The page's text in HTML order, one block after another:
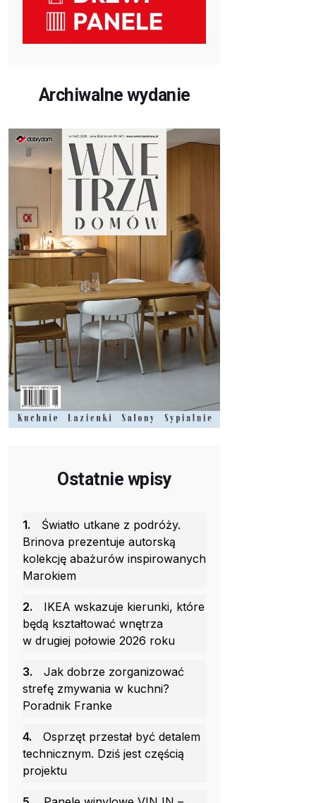
Archiwalne wydanie
Ostatnie wpisy
1.
Światło utkane z podróży.
Brinova prezentuje autorską
kolekcję abażurów inspirowanych
Marokiem
2.
IKEA wskazuje kierunki, które
będą kształtować wnętrza
w drugiej połowie 2026 roku
3.
Jak dobrze zorganizować
strefę zmywania w kuchni?
Poradnik Franke
4.
Osprzęt przestał być detalem
technicznym. Dziś jest częścią
projektu